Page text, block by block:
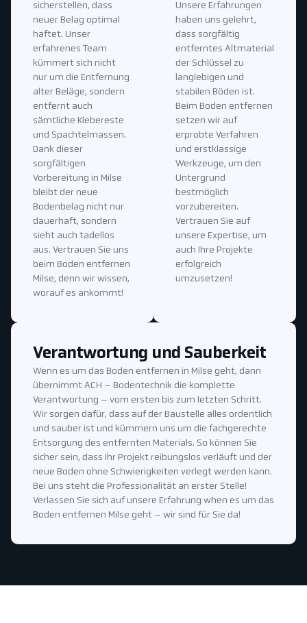
Unsere Erfahrungen
haben uns gelehrt,
dass sorgfältig
entferntes Altmaterial
der Schlüssel zu
langlebigen und
stabilen Böden ist.
Beim Boden entfernen
setzen wir auf
erprobte Verfahren
und erstklassige
Werkzeuge, um den
Untergrund
bestmöglich
vorzubereiten.
Vertrauen Sie auf
unsere Expertise, um
auch Ihre Projekte
erfolgreich
umzusetzen!
sicherstellen, dass
neuer Belag optimal
haftet. Unser
erfahrenes Team
kümmert sich nicht
nur um die Entfernung
alter Beläge, sondern
entfernt auch
sämtliche Klebereste
und Spachtelmassen.
Dank dieser
sorgfältigen
Vorbereitung in Milse
bleibt der neue
Bodenbelag nicht nur
dauerhaft, sondern
sieht auch tadellos
aus. Vertrauen Sie uns
beim Boden entfernen
Milse, denn wir wissen,
worauf es ankommt!
Verantwortung und Sauberkeit
Wenn es um das Boden entfernen in Milse geht, dann
übernimmt ACH – Bodentechnik die komplette
Verantwortung – vom ersten bis zum letzten Schritt.
Wir sorgen dafür, dass auf der Baustelle alles ordentlich
und sauber ist und kümmern uns um die fachgerechte
Entsorgung des entfernten Materials. So können Sie
sicher sein, dass Ihr Projekt reibungslos verläuft und der
neue Boden ohne Schwierigkeiten verlegt werden kann.
Bei uns steht die Professionalität an erster Stelle!
Verlassen Sie sich auf unsere Erfahrung when es um das
Boden entfernen Milse geht – wir sind für Sie da!